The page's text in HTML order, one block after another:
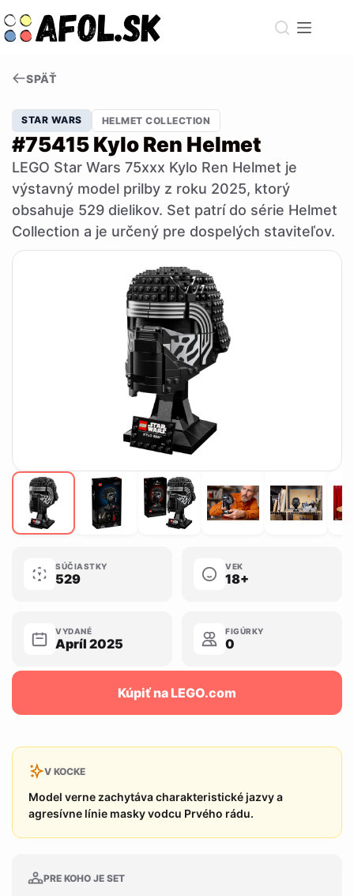
to
content
SPÄŤ
STAR WARS HELMET COLLECTION
#75415 Kylo Ren Helmet
LEGO Star Wars 75xxx Kylo Ren Helmet je
výstavný model prilby z roku 2025, ktorý
obsahuje 529 dielikov. Set patrí do série Helmet
Collection a je určený pre dospelých staviteľov.
SÚČIASTKY
529
VEK
18+
VYDANÉ
Apríl 2025
FIGÚRKY
0
Kúpiť na LEGO.com
V KOCKE
Model verne zachytáva charakteristické jazvy a
agresívne línie masky vodcu Prvého rádu.
PRE KOHO JE SET